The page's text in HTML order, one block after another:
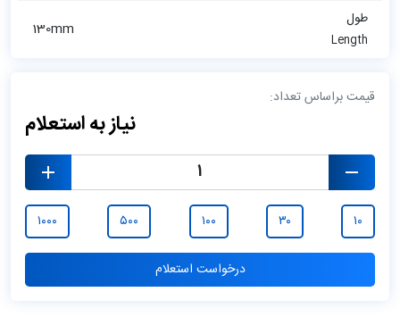
طول
Length
130mm
قیمت براساس تعداد:
نیاز به استعلام
۱۰ ۳۰ ۱۰۰ ۵۰۰ ۱۰۰۰
درخواست استعلام